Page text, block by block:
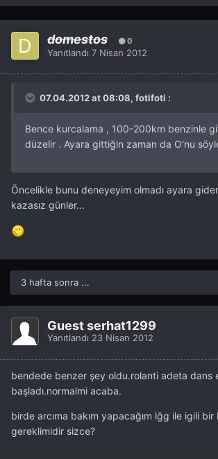
domestos 0
Yanıtlandı 7 Nisan 2012
07.04.2012 at 08:08, fotifoti :
Bence kurcalama , 100-200km benzinle
düzelir . Ayara gittiğin zaman da O'nu
Öncelikle bunu deneyeyim olmadı ayara
kazasız günler...
3 hafta sonra ...
Guest serhat1299
Yanıtlandı 23 Nisan 2012
bendede benzer şey oldu.rolanti adeta dans
başladı.normalmi acaba.
birde arcıma bakım yapacağım lğg ile igili bir
gereklimidir sizce?